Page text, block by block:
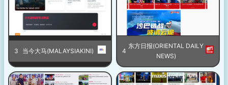
3 当今大马(MALAYSIAKINI) 4
东方日报(ORIENTAL DAILY
NEWS)